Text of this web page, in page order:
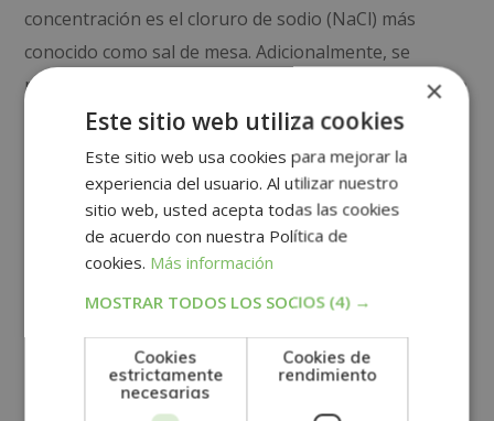
concentración es el cloruro de sodio (NaCl) más
conocido como sal de mesa. Adicionalmente, se
pueden encontrar gases, como el oxígeno y el dióxido
de carbono.
propiedades físicas del agua del marse pueden
dividir en:
Térmicas. Relacionadas con la temperatura y
disolución de sales.
Mecánicas. Determinadas por la densidad y la
×
Este sitio web utiliza cookies
Este sitio web usa cookies para mejorar la
experiencia del usuario. Al utilizar nuestro
sitio web, usted acepta todas las cookies
de acuerdo con nuestra Política de
cookies. Más información
MOSTRAR TODOS LOS SOCIOS (4) →
Cookies
estrictamente
necesarias
Cookies de
rendimiento